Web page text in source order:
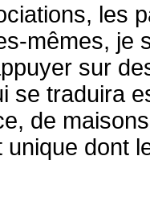
les
mêmes, je
sur
se traduira
de
unique dont